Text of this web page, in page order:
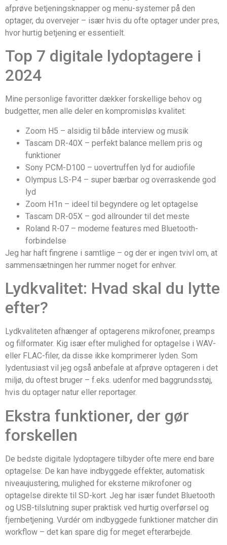
afprøve betjeningsknapper og menu-systemer på den
optager, du overvejer – især hvis du ofte optager under pres,
hvor hurtig betjening er essentielt.
Top 7 digitale lydoptagere i
2024
Mine personlige favoritter dækker forskellige behov og
budgetter, men alle deler en kompromisløs kvalitet:
Zoom H5 – alsidig til både interview og musik
Tascam DR-40X – perfekt balance mellem pris og
funktioner
Sony PCM-D100 – uovertruffen lyd for audiofile
Olympus LS-P4 – super bærbar og overraskende god
lyd
Zoom H1n – ideel til begyndere og let optagelse
Tascam DR-05X – god allrounder til det meste
Roland R-07 – moderne features med Bluetooth-
forbindelse
Jeg har haft fingrene i samtlige – og der er ingen tvivl om, at
sammensætningen her rummer noget for enhver.
Lydkvalitet: Hvad skal du lytte
efter?
Lydkvaliteten afhænger af optagerens mikrofoner, preamps
og filformater. Kig især efter mulighed for optagelse i WAV-
eller FLAC-filer, da disse ikke komprimerer lyden. Som
lydentusiast vil jeg også anbefale at afprøve optageren i det
miljø, du oftest bruger – f.eks. udenfor med baggrundsstøj,
hvis du optager natur eller reportager.
Ekstra funktioner, der gør
forskellen
De bedste digitale lydoptagere tilbyder ofte mere end bare
optagelse: De kan have indbyggede effekter, automatisk
niveaujustering, mulighed for eksterne mikrofoner og
optagelse direkte til SD-kort. Jeg har især fundet Bluetooth
og USB-tilslutning super praktisk ved hurtig overførsel og
fjernbetjening. Vurdér om indbyggede funktioner matcher din
workflow – det kan spare dig for meget efterarbejde.